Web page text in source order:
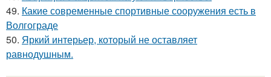
49. Какие современные спортивные сооружения есть в
Волгограде
50. Яркий интерьер, который не оставляет
равнодушным.